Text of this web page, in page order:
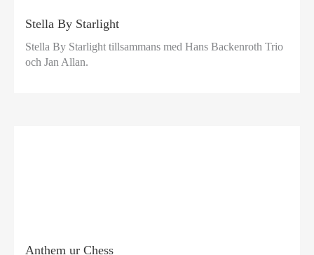
Stella By Starlight
Stella By Starlight tillsammans med Hans Backenroth Trio
och Jan Allan.
Anthem ur Chess